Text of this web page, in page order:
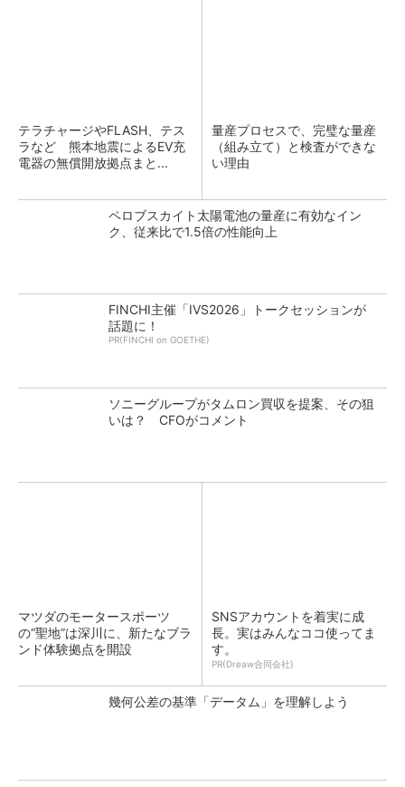
テラチャージやFLASH、テス
ラなど 熊本地震によるEV充
電器の無償開放拠点まと...
量産プロセスで、完璧な量産
（組み立て）と検査ができな
い理由
ペロブスカイト太陽電池の量産に有効なイン
ク、従来比で1.5倍の性能向上
FINCHI主催「IVS2026」トークセッションが
話題に！
PR(FINCHI on GOETHE)
ソニーグループがタムロン買収を提案、その狙
いは？ CFOがコメント
マツダのモータースポーツ
の“聖地”は深川に、新たなブラ
ンド体験拠点を開設
SNSアカウントを着実に成
長。実はみんなココ使ってま
す。
PR(Dreaw合同会社)
幾何公差の基準「データム」を理解しよう